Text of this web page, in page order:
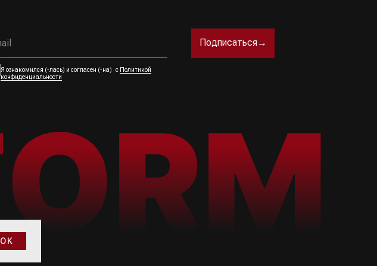
Я ознакомился (-лась) и согласен (-на) с
Политикой
конфиденциальности
Подписаться→
OK